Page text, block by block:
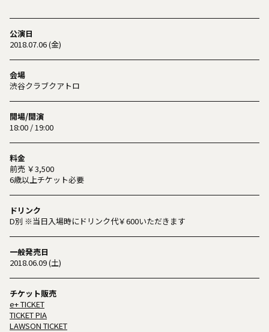
公演日
2018.07.06 (金)
会場
渋谷クラブクアトロ
開場/開演
18:00 / 19:00
料金
前売 ￥3,500
6歳以上チケット必要
ドリンク
D別 ※当日入場時にドリンク代￥600いただきます
一般発売日
2018.06.09 (土)
チケット販売
e+ TICKET
TICKET PIA
LAWSON TICKET